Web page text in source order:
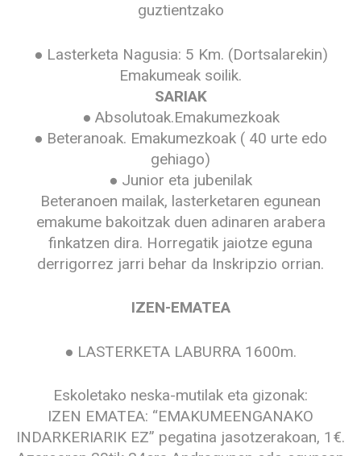
guztientzako
● Lasterketa Nagusia: 5 Km. (Dortsalarekin)
Emakumeak soilik.
SARIAK
● Absolutoak.Emakumezkoak
● Beteranoak. Emakumezkoak ( 40 urte edo
gehiago)
● Junior eta jubenilak
Beteranoen mailak, lasterketaren egunean
emakume bakoitzak duen adinaren arabera
finkatzen dira. Horregatik jaiotze eguna
derrigorrez jarri behar da Inskripzio orrian.
IZEN-EMATEA
● LASTERKETA LABURRA 1600m.
Eskoletako neska-mutilak eta gizonak:
IZEN EMATEA: “EMAKUMEENGANAKO
INDARKERIARIK EZ” pegatina jasotzerakoan, 1€.